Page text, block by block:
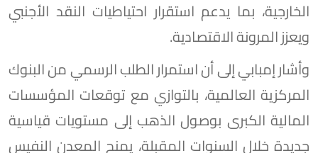
الخارجية، بما يدعم استقرار احتياطيات النقد الأجنبي
ويعزز المرونة الاقتصادية.
وأشار إمبابي إلى أن استمرار الطلب الرسمي من البنوك
المركزية العالمية، بالتوازي مع توقعات المؤسسات
المالية الكبرى بوصول الذهب إلى مستويات قياسية
جديدة خلال السنوات المقبلة، يمنح المعدن النفيس